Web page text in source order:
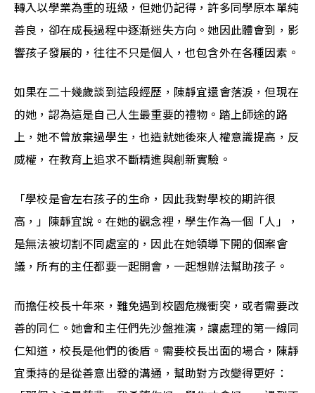
轉入以學業為重的班級，但她仍記得，許多同學原本單純
善良，卻在成長過程中逐漸迷失方向。她因此體會到，影
響孩子發展的，往往不只是個人，也包含外在各種因素。
如果在二十幾歲談到這段經歷，陳靜宜還會落淚，但現在
的她，認為這是自己人生最重要的禮物。踏上師途的路
上，她不曾放棄過學生，也造就她後來人權意識提高，反
威權，在教育上追求不斷精進與創新實驗。
「學校是會左右孩子的生命，因此我對學校的期許很
高，」陳靜宜說。在她的觀念裡，學生作為一個「人」，
是無法被切割不同處室的，因此在她領導下開的個案會
議，所有的主任都要一起開會，一起想辦法幫助孩子。
而擔任校長十年來，難免遇到校園危機衝突，或者需要改
善的同仁。她會和主任們先沙盤推演，讓處理的第一線同
仁知道，校長是他們的後盾。需要校長出面的場合，陳靜
宜秉持的是從善意出發的溝通，幫助對方改變得更好：